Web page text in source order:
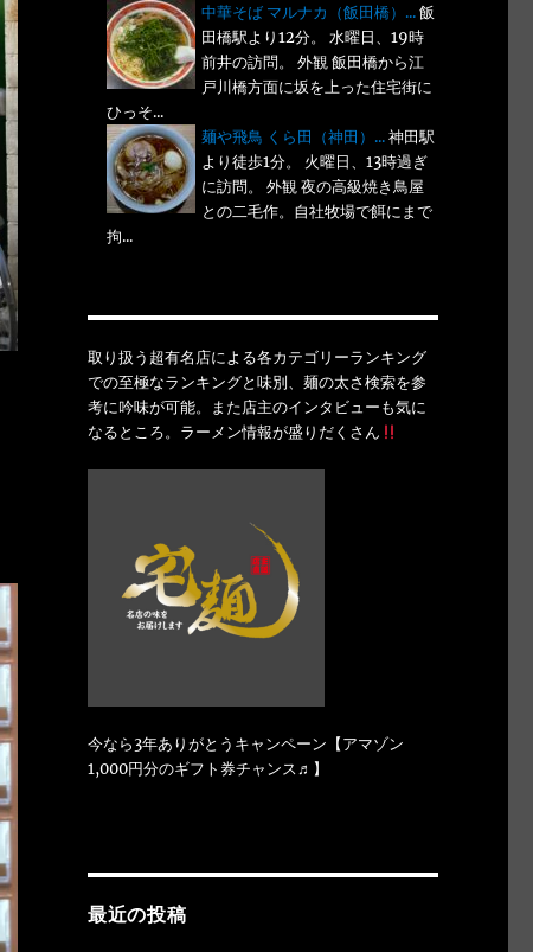
中華そば マルナカ（飯田橋）...飯
田橋駅より12分。 水曜日、19時
前井の訪問。 外観 飯田橋から江
戸川橋方面に坂を上った住宅街に
ひっそ...
麺や飛鳥 くら田（神田）...神田駅
より徒歩1分。 火曜日、13時過ぎ
に訪問。 外観 夜の高級焼き鳥屋
との二毛作。自社牧場で餌にまで
拘...
取り扱う超有名店による各カテゴリーランキング
での至極なランキングと味別、麺の太さ検索を参
考に吟味が可能。また店主のインタビューも気に
なるところ。ラーメン情報が盛りだくさん
今なら3年ありがとうキャンペーン【アマゾン
1,000円分のギフト券チャンス♬】
最近の投稿